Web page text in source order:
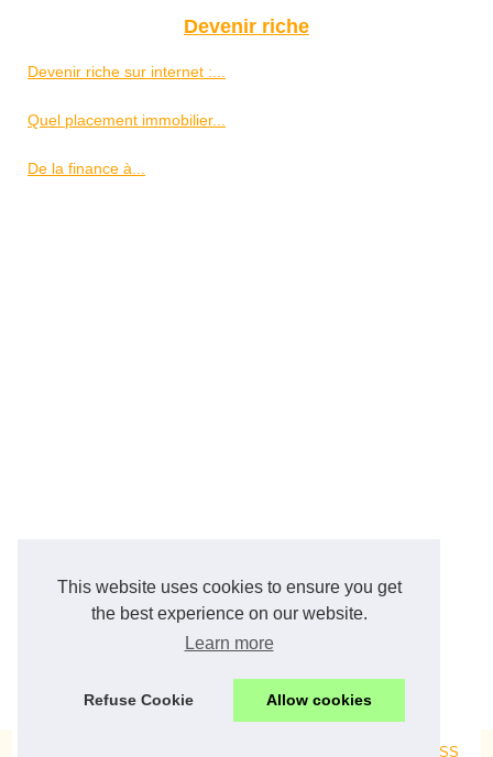
This website uses cookies to ensure you get
the best experience on our website.
Learn more
Refuse Cookie Allow cookies
Devenir riche
Devenir riche sur internet :...
Quel placement immobilier...
De la finance à...
RSS